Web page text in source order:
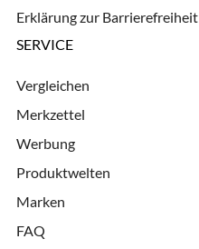
Erklärung zur Barrierefreiheit
SERVICE
Vergleichen
Merkzettel
Werbung
Produktwelten
Marken
FAQ